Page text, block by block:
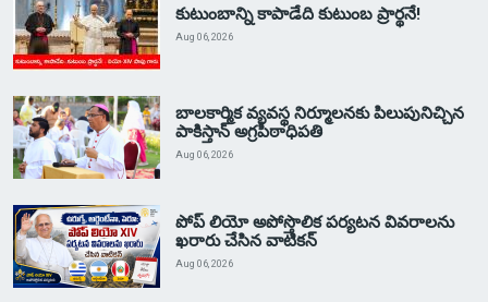
కుటుంబాన్ని కాపాడేది కుటుంబ ప్రార్థనే!
Aug 06, 2026
బాలకార్మిక వ్యవస్థ నిర్మూలనకు పిలుపునిచ్చిన
పాకిస్తాన్ అగ్రపీఠాధిపతి
Aug 06, 2026
పోప్ లియో అపోస్తొలిక పర్యటన వివరాలను
ఖరారు చేసిన వాటికన్
Aug 06, 2026